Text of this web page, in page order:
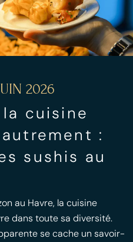
2026
cuisine
:
sushis au
au Havre, la cuisine
dans toute sa diversité.
se cache un savoir-